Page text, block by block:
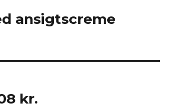
ansigtscreme
kr.